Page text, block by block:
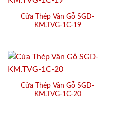
Cửa Thép Vân Gỗ SGD-
KM.TVG-1C-19
Cửa Thép Vân Gỗ SGD-
KM.TVG-1C-20